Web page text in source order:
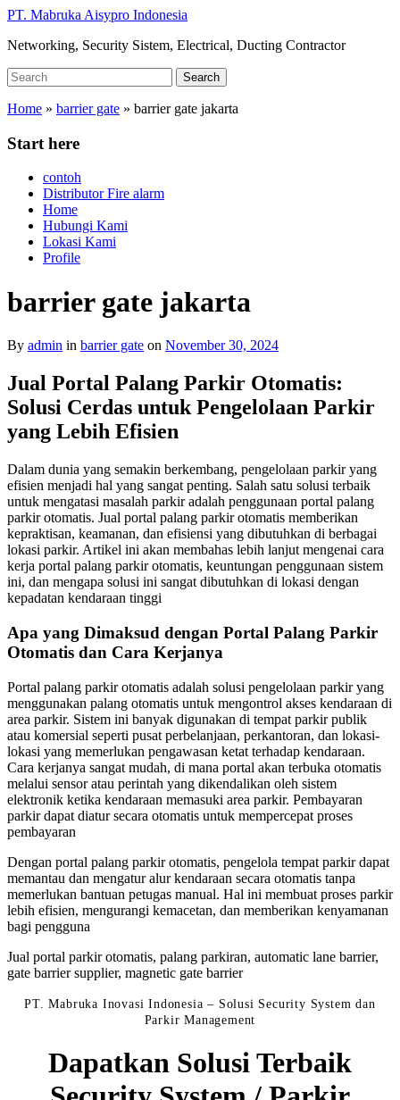
Skip
main
PT. Mabruka Aisypro Indonesia
Networking, Security Sistem, Electrical, Ducting Contractor
Search
for:
Search
Home » barrier gate » barrier gate jakarta
Start here
contoh
Distributor Fire alarm
Home
Hubungi Kami
Lokasi Kami
Profile
barrier gate jakarta
By admin in barrier gate on November 30, 2024
Jual Portal Palang Parkir Otomatis:
Solusi Cerdas untuk Pengelolaan Parkir
yang Lebih Efisien
Dalam dunia yang semakin berkembang, pengelolaan parkir yang
efisien menjadi hal yang sangat penting. Salah satu solusi terbaik
untuk mengatasi masalah parkir adalah penggunaan portal palang
parkir otomatis. Jual portal palang parkir otomatis memberikan
kepraktisan, keamanan, dan efisiensi yang dibutuhkan di berbagai
lokasi parkir. Artikel ini akan membahas lebih lanjut mengenai cara
kerja portal palang parkir otomatis, keuntungan penggunaan sistem
ini, dan mengapa solusi ini sangat dibutuhkan di lokasi dengan
kepadatan kendaraan tinggi
Apa yang Dimaksud dengan Portal Palang Parkir
Otomatis dan Cara Kerjanya
Portal palang parkir otomatis adalah solusi pengelolaan parkir yang
menggunakan palang otomatis untuk mengontrol akses kendaraan di
area parkir. Sistem ini banyak digunakan di tempat parkir publik
atau komersial seperti pusat perbelanjaan, perkantoran, dan lokasi-
lokasi yang memerlukan pengawasan ketat terhadap kendaraan.
Cara kerjanya sangat mudah, di mana portal akan terbuka otomatis
melalui sensor atau perintah yang dikendalikan oleh sistem
elektronik ketika kendaraan memasuki area parkir. Pembayaran
parkir dapat diatur secara otomatis untuk mempercepat proses
pembayaran
Dengan portal palang parkir otomatis, pengelola tempat parkir dapat
memantau dan mengatur alur kendaraan secara otomatis tanpa
memerlukan bantuan petugas manual. Hal ini membuat proses parkir
lebih efisien, mengurangi kemacetan, dan memberikan kenyamanan
bagi pengguna
Jual portal parkir otomatis, palang parkiran, automatic lane barrier,
gate barrier supplier, magnetic gate barrier
PT. Mabruka Inovasi Indonesia – Solusi Security System dan
Parkir Management
Dapatkan Solusi Terbaik